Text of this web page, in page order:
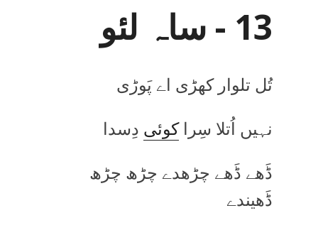
13 - ساہ لئو
تُل تلوار کھڑی اے پَوڑی
نہیں اُتلا سِراکوئی دِسدا
ڈَھے ڈَھے چڑھدے چڑھ چڑھ
ڈَھیندے